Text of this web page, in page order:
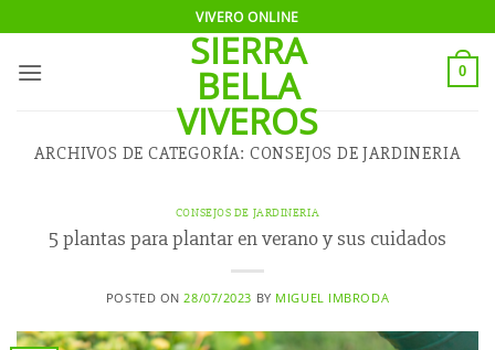
al
contenido
VIVERO ONLINE
SIERRA
BELLA
VIVEROS
0
ARCHIVOS DE CATEGORÍA: CONSEJOS DE JARDINERIA
CONSEJOS DE JARDINERIA
5 plantas para plantar en verano y sus cuidados
POSTED ON 28/07/2023 BY MIGUEL IMBRODA